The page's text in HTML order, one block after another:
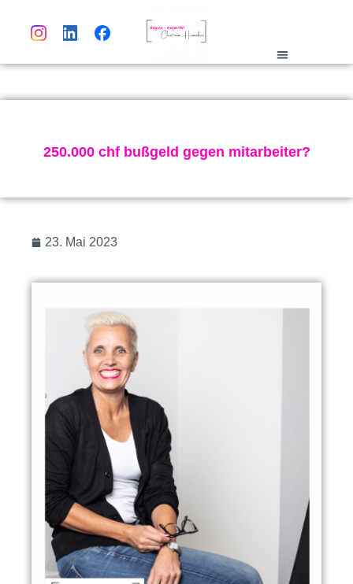
250.000 chf bußgeld gegen mitarbeiter?
23. Mai 2023